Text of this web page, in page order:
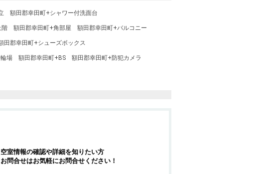
額田郡幸田町+シャワー付洗面台
階 額田郡幸田町+角部屋 額田郡幸田町+バルコニー
田郡幸田町+シューズボックス
場 額田郡幸田町+BS 額田郡幸田町+防犯カメラ
空室情報の確認や詳細を知りたい方
お問合せはお気軽にお問合せください！